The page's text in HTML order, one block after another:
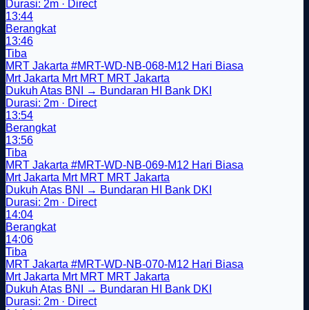
Durasi: 2m · Direct
13:44
Berangkat
13:46
Tiba
MRT Jakarta #MRT-WD-NB-068-M12 Hari Biasa
Mrt Jakarta Mrt MRT MRT Jakarta
Dukuh Atas BNI → Bundaran HI Bank DKI
Durasi: 2m · Direct
13:54
Berangkat
13:56
Tiba
MRT Jakarta #MRT-WD-NB-069-M12 Hari Biasa
Mrt Jakarta Mrt MRT MRT Jakarta
Dukuh Atas BNI → Bundaran HI Bank DKI
Durasi: 2m · Direct
14:04
Berangkat
14:06
Tiba
MRT Jakarta #MRT-WD-NB-070-M12 Hari Biasa
Mrt Jakarta Mrt MRT MRT Jakarta
Dukuh Atas BNI → Bundaran HI Bank DKI
Durasi: 2m · Direct